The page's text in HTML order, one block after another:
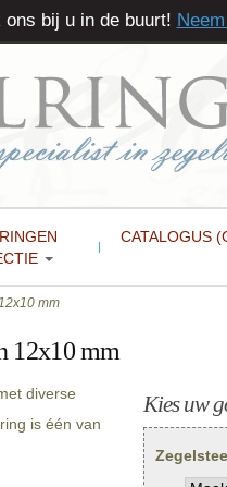
CATALOGUS
mm
12x10 mm
diverse
is één van
Kies uw
ons bij u in de buurt!